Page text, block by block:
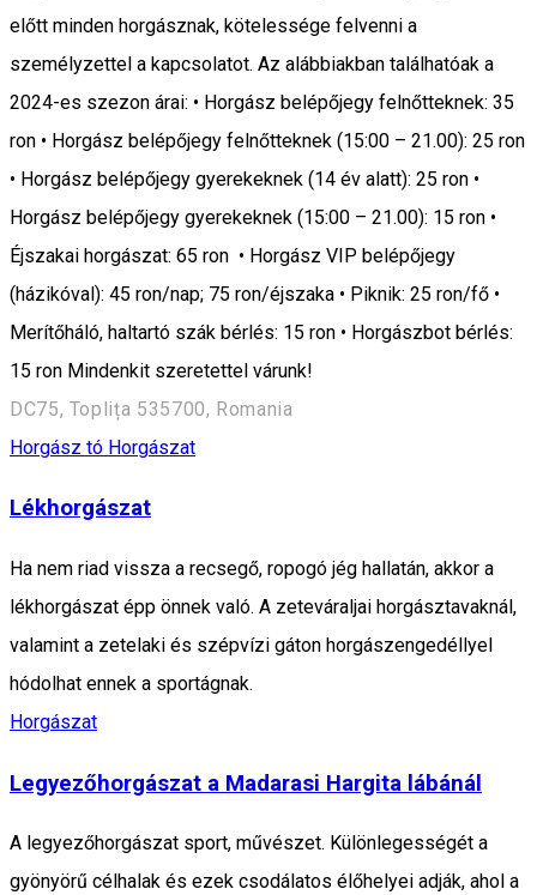
előtt minden horgásznak, kötelessége felvenni a
személyzettel a kapcsolatot. Az alábbiakban találhatóak a
2024-es szezon árai: • Horgász belépőjegy felnőtteknek: 35
ron • Horgász belépőjegy felnőtteknek (15:00 – 21.00): 25 ron
• Horgász belépőjegy gyerekeknek (14 év alatt): 25 ron •
Horgász belépőjegy gyerekeknek (15:00 – 21.00): 15 ron •
Éjszakai horgászat: 65 ron • Horgász VIP belépőjegy
(házikóval): 45 ron/nap; 75 ron/éjszaka • Piknik: 25 ron/fő •
Merítőháló, haltartó szák bérlés: 15 ron • Horgászbot bérlés:
15 ron Mindenkit szeretettel várunk!
DC75, Toplița 535700, Romania
Horgász tó Horgászat
Lékhorgászat
Ha nem riad vissza a recsegő, ropogó jég hallatán, akkor a
lékhorgászat épp önnek való. A zeteváraljai horgásztavaknál,
valamint a zetelaki és szépvízi gáton horgászengedéllyel
hódolhat ennek a sportágnak.
Horgászat
Legyezőhorgászat a Madarasi Hargita lábánál
A legyezőhorgászat sport, művészet. Különlegességét a
gyönyörű célhalak és ezek csodálatos élőhelyei adják, ahol a